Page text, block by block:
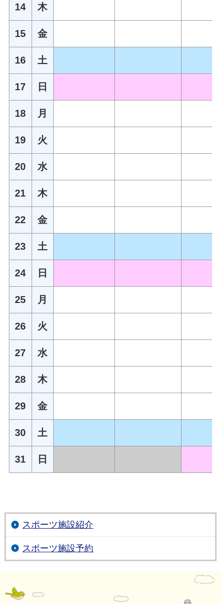
14 木
15 金
16 土
17 日
18 月
19 火
20 水
21 木
22 金
23 土
24 日
25 月
26 火
27 水
28 木
29 金
30 土
31 日
スポーツ施設紹介
スポーツ施設予約